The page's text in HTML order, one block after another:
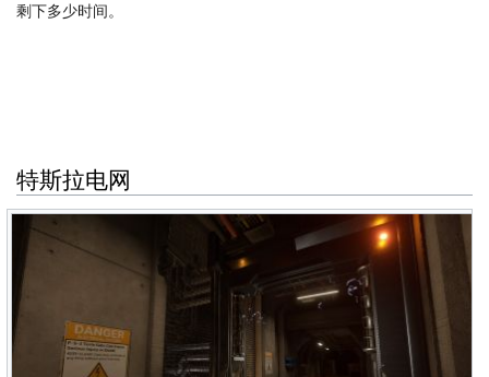
剩下多少时间。
特斯拉电网